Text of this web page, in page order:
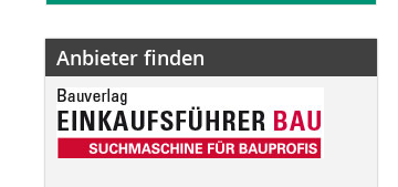
Anbieter finden